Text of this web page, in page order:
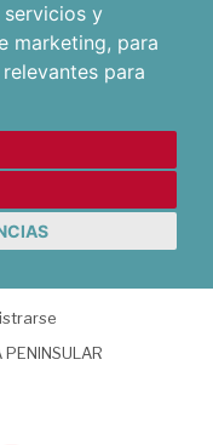
y
marketing, para
para
PENINSULAR